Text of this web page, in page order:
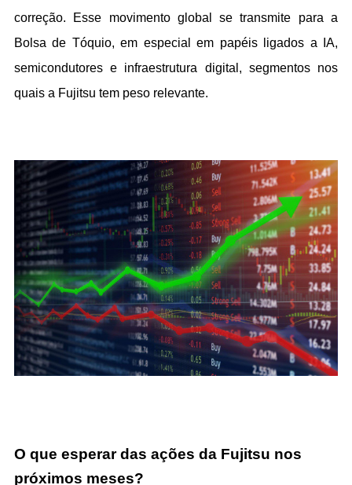
correção. Esse movimento global se transmite para a
Bolsa de Tóquio, em especial em papéis ligados a IA,
semicondutores e infraestrutura digital, segmentos nos
quais a Fujitsu tem peso relevante.
O que esperar das ações da Fujitsu nos
próximos meses?